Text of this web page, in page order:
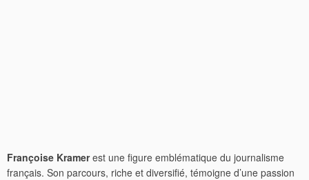
Françoise Kramerest une figure emblématique du journalisme
français. Son parcours, riche et diversifié, témoigne d’une passion